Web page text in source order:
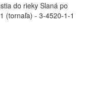
do rieky Slaná po
(tornaľa) - 3-4520-1-1